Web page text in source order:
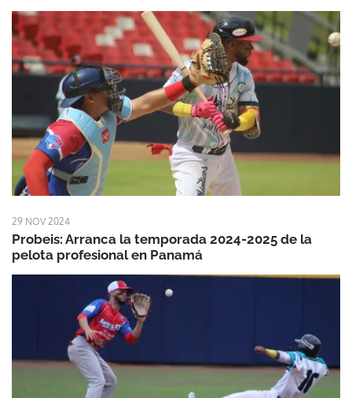
29 NOV 2024
Probeis: Arranca la temporada 2024-2025 de la
pelota profesional en Panamá